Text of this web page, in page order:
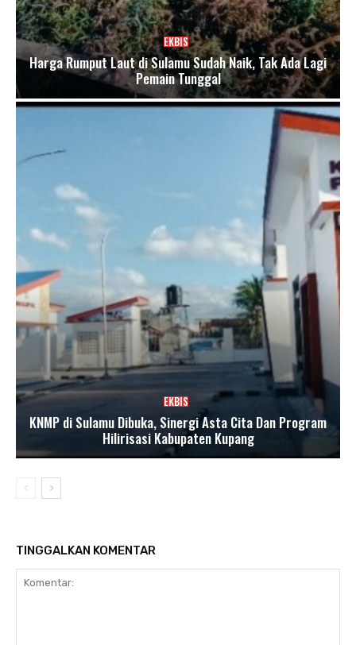
EKBIS
Harga Rumput Laut di Sulamu Sudah Naik, Tak Ada Lagi
Pemain Tunggal
EKBIS
KNMP di Sulamu Dibuka, Sinergi Asta Cita Dan Program
Hilirisasi Kabupaten Kupang
TINGGALKAN KOMENTAR